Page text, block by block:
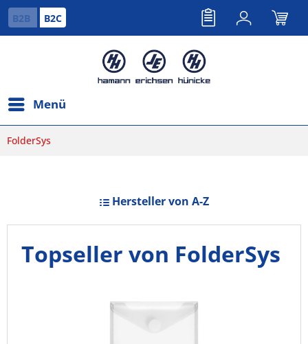
B2B B2C
Menü
FolderSys
Hersteller von A-Z
Topseller von FolderSys